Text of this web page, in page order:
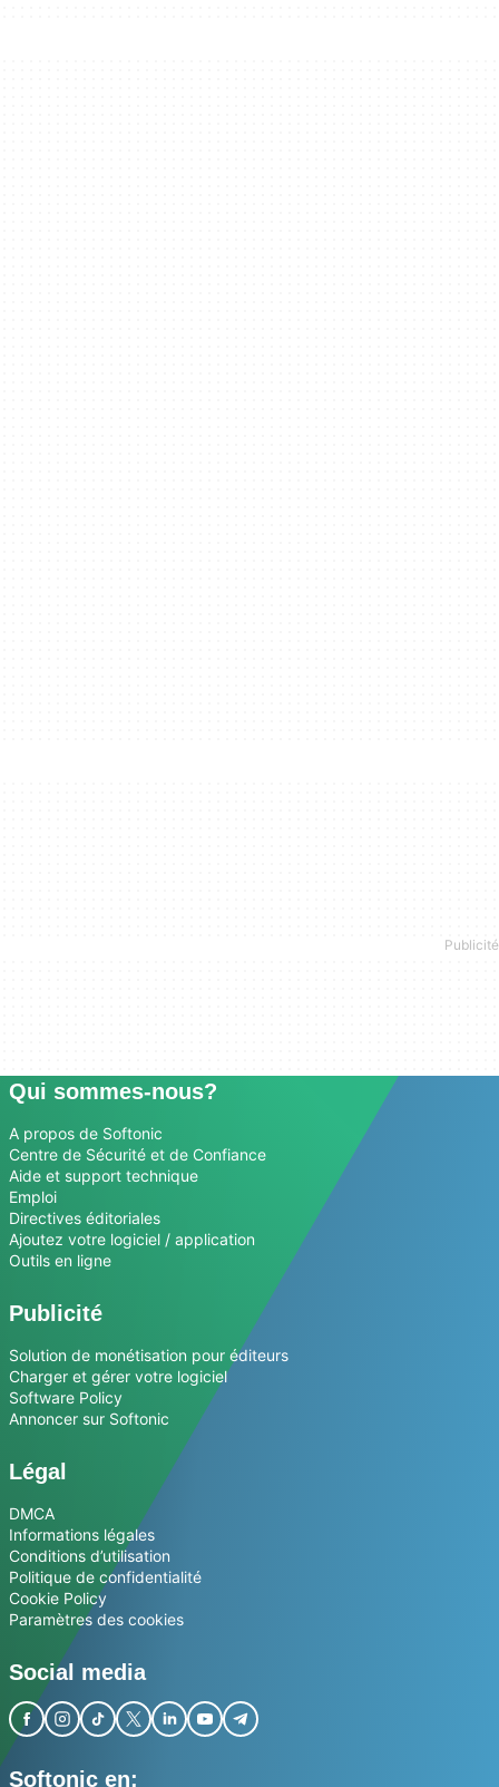
Qui sommes-nous?
A propos de Softonic
Centre de Sécurité et de Confiance
Aide et support technique
Emploi
Directives éditoriales
Ajoutez votre logiciel / application
Outils en ligne
Publicité
Solution de monétisation pour éditeurs
Charger et gérer votre logiciel
Software Policy
Annoncer sur Softonic
Légal
DMCA
Informations légales
Conditions d’utilisation
Politique de confidentialité
Cookie Policy
Paramètres des cookies
Social media
Softonic en: